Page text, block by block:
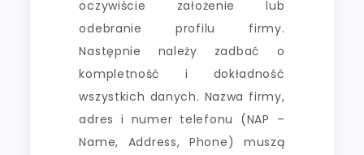
oczywiście założenie lub
odebranie profilu firmy.
Następnie należy zadbać o
kompletność i dokładność
wszystkich danych. Nazwa firmy,
adres i numer telefonu (NAP –
Name, Address, Phone) muszą